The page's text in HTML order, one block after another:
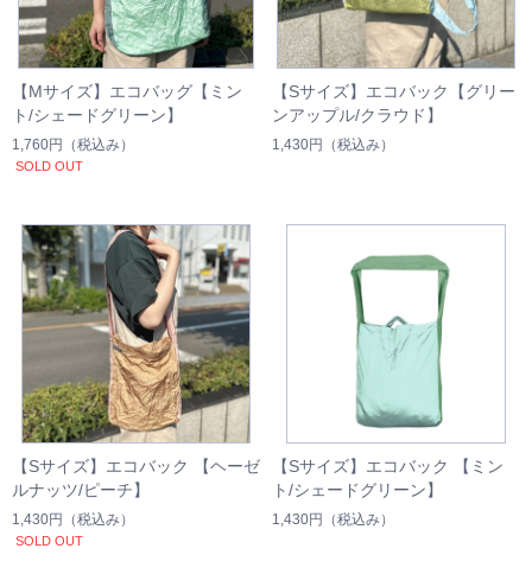
【Mサイズ】エコバッグ【ミン
ト/シェードグリーン】
1,760円 （税込み）
SOLD OUT
【Sサイズ】エコバック【グリー
ンアップル/クラウド】
1,430円 （税込み）
【Sサイズ】エコバック 【ヘーゼ
ルナッツ/ピーチ】
1,430円 （税込み）
SOLD OUT
【Sサイズ】エコバック 【ミン
ト/シェードグリーン】
1,430円 （税込み）